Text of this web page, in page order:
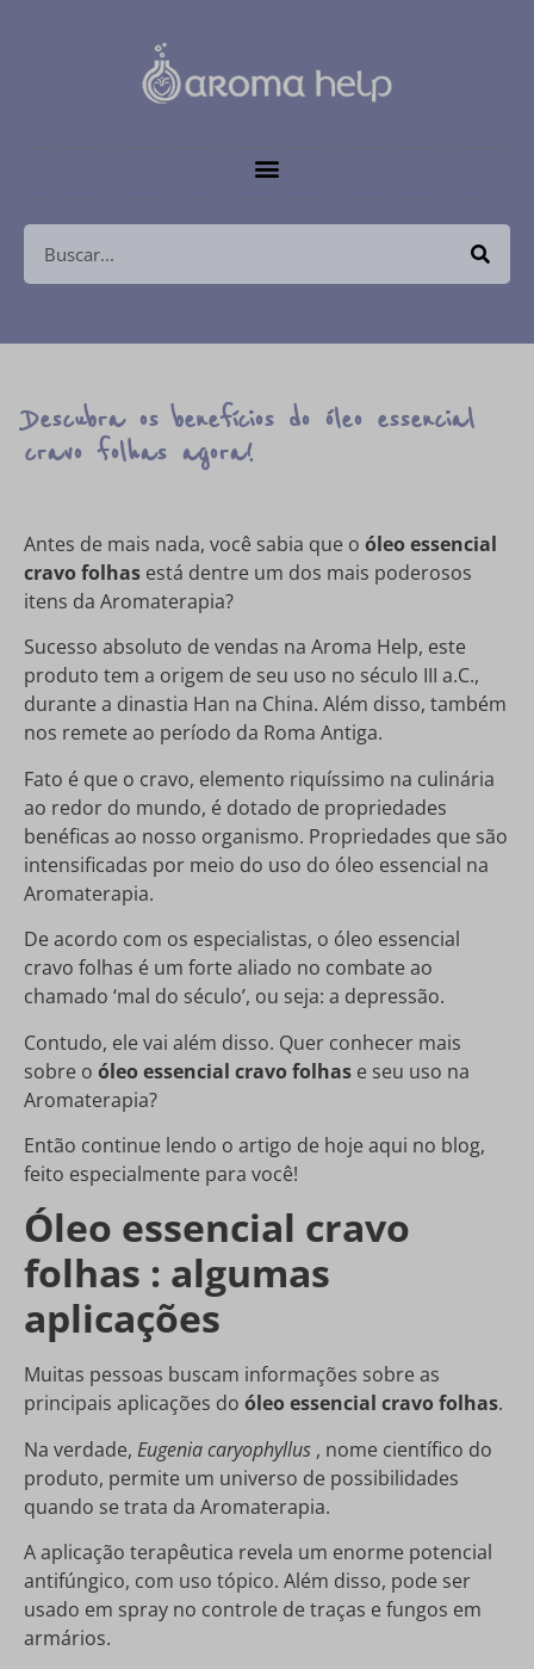
Descubra os benefícios do óleo essencial
cravo folhas agora!
Antes de mais nada, você sabia que o óleo essencial
cravo folhas está dentre um dos mais poderosos
itens da Aromaterapia?
Sucesso absoluto de vendas na Aroma Help, este
produto tem a origem de seu uso no século III a.C.,
durante a dinastia Han na China. Além disso, também
nos remete ao período da Roma Antiga.
Fato é que o cravo, elemento riquíssimo na culinária
ao redor do mundo, é dotado de propriedades
benéficas ao nosso organismo. Propriedades que são
intensificadas por meio do uso do óleo essencial na
Aromaterapia.
De acordo com os especialistas, o óleo essencial
cravo folhas é um forte aliado no combate ao
chamado ‘mal do século’, ou seja: a depressão.
Contudo, ele vai além disso. Quer conhecer mais
sobre o óleo essencial cravo folhas e seu uso na
Aromaterapia?
Então continue lendo o artigo de hoje aqui no blog,
feito especialmente para você!
Óleo essencial cravo
folhas : algumas
aplicações
Muitas pessoas buscam informações sobre as
principais aplicações do óleo essencial cravo folhas.
Na verdade, Eugenia caryophyllus , nome científico do
produto, permite um universo de possibilidades
quando se trata da Aromaterapia.
A aplicação terapêutica revela um enorme potencial
antifúngico, com uso tópico. Além disso, pode ser
usado em spray no controle de traças e fungos em
armários.